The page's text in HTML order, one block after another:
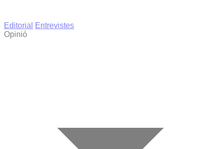
Editorial
Entrevistes
Opinió